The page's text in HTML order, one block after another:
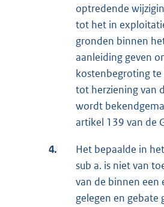
optredende
tot het in
gronden binnen
aanleiding geven
kostenbegroting
tot herziening van
wordt
artikel 139 van de
4.
Het bepaalde in
sub a. is niet van
van de binnen
gelegen en gebate